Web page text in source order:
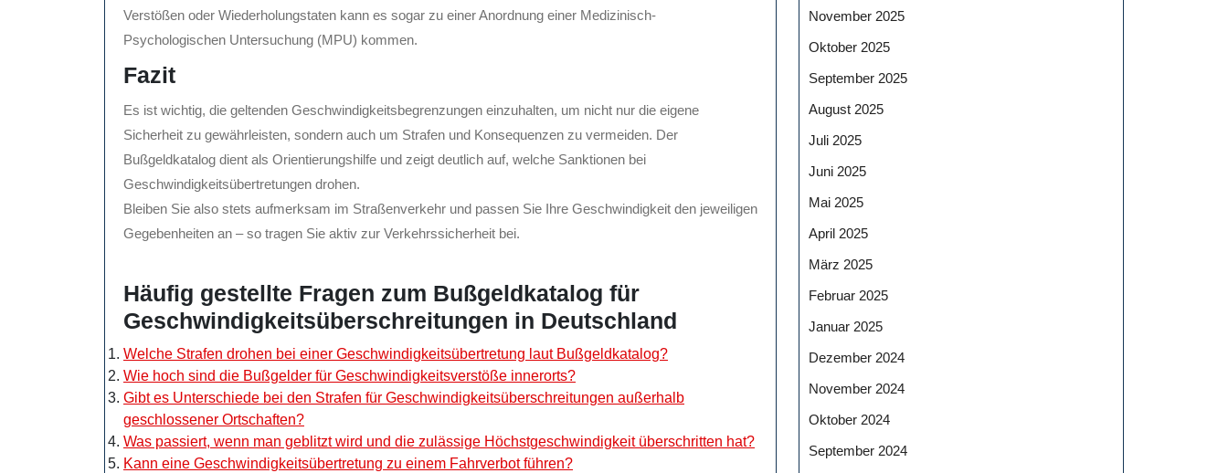
Verstößen oder Wiederholungstaten kann es sogar zu einer Anordnung einer Medizinisch-
Psychologischen Untersuchung (MPU) kommen.
Fazit
Es ist wichtig, die geltenden Geschwindigkeitsbegrenzungen einzuhalten, um nicht nur die eigene
Sicherheit zu gewährleisten, sondern auch um Strafen und Konsequenzen zu vermeiden. Der
Bußgeldkatalog dient als Orientierungshilfe und zeigt deutlich auf, welche Sanktionen bei
Geschwindigkeitsübertretungen drohen.
Bleiben Sie also stets aufmerksam im Straßenverkehr und passen Sie Ihre Geschwindigkeit den jeweiligen
Gegebenheiten an – so tragen Sie aktiv zur Verkehrssicherheit bei.
Häufig gestellte Fragen zum Bußgeldkatalog für
Geschwindigkeitsüberschreitungen in Deutschland
Welche Strafen drohen bei einer Geschwindigkeitsübertretung laut Bußgeldkatalog?
Wie hoch sind die Bußgelder für Geschwindigkeitsverstöße innerorts?
Gibt es Unterschiede bei den Strafen für Geschwindigkeitsüberschreitungen außerhalb
geschlossener Ortschaften?
Was passiert, wenn man geblitzt wird und die zulässige Höchstgeschwindigkeit überschritten hat?
Kann eine Geschwindigkeitsübertretung zu einem Fahrverbot führen?
November 2025
Oktober 2025
September 2025
August 2025
Juli 2025
Juni 2025
Mai 2025
April 2025
März 2025
Februar 2025
Januar 2025
Dezember 2024
November 2024
Oktober 2024
September 2024